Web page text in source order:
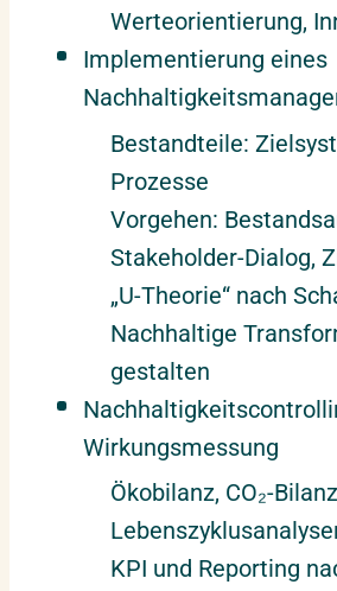
Werteorientierung,
Implementierung eines
Bestandteile:
Prozesse
Vorgehen:
Stakeholder-Dialog,
„U-Theorie“ nach
Nachhaltige
gestalten
Wirkungsmessung
Ökobilanz, CO₂-
KPI und Reporting